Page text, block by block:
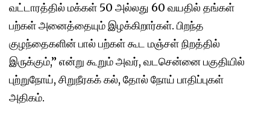
வட்டாரத்தில் மக்கள் 50 அல்லது 60 வயதில் தங்கள்
பற்கள் அனைத்தையும் இழக்கிறார்கள். பிறந்த
குழந்தைகளின் பால் பற்கள் கூட மஞ்சள் நிறத்தில்
இருக்கும்,” என்று கூறும் அவர், வடசென்னை பகுதியில்
புற்றுநோய், சிறுநீரகக் கல், தோல் நோய் பாதிப்புகள்
அதிகம்.